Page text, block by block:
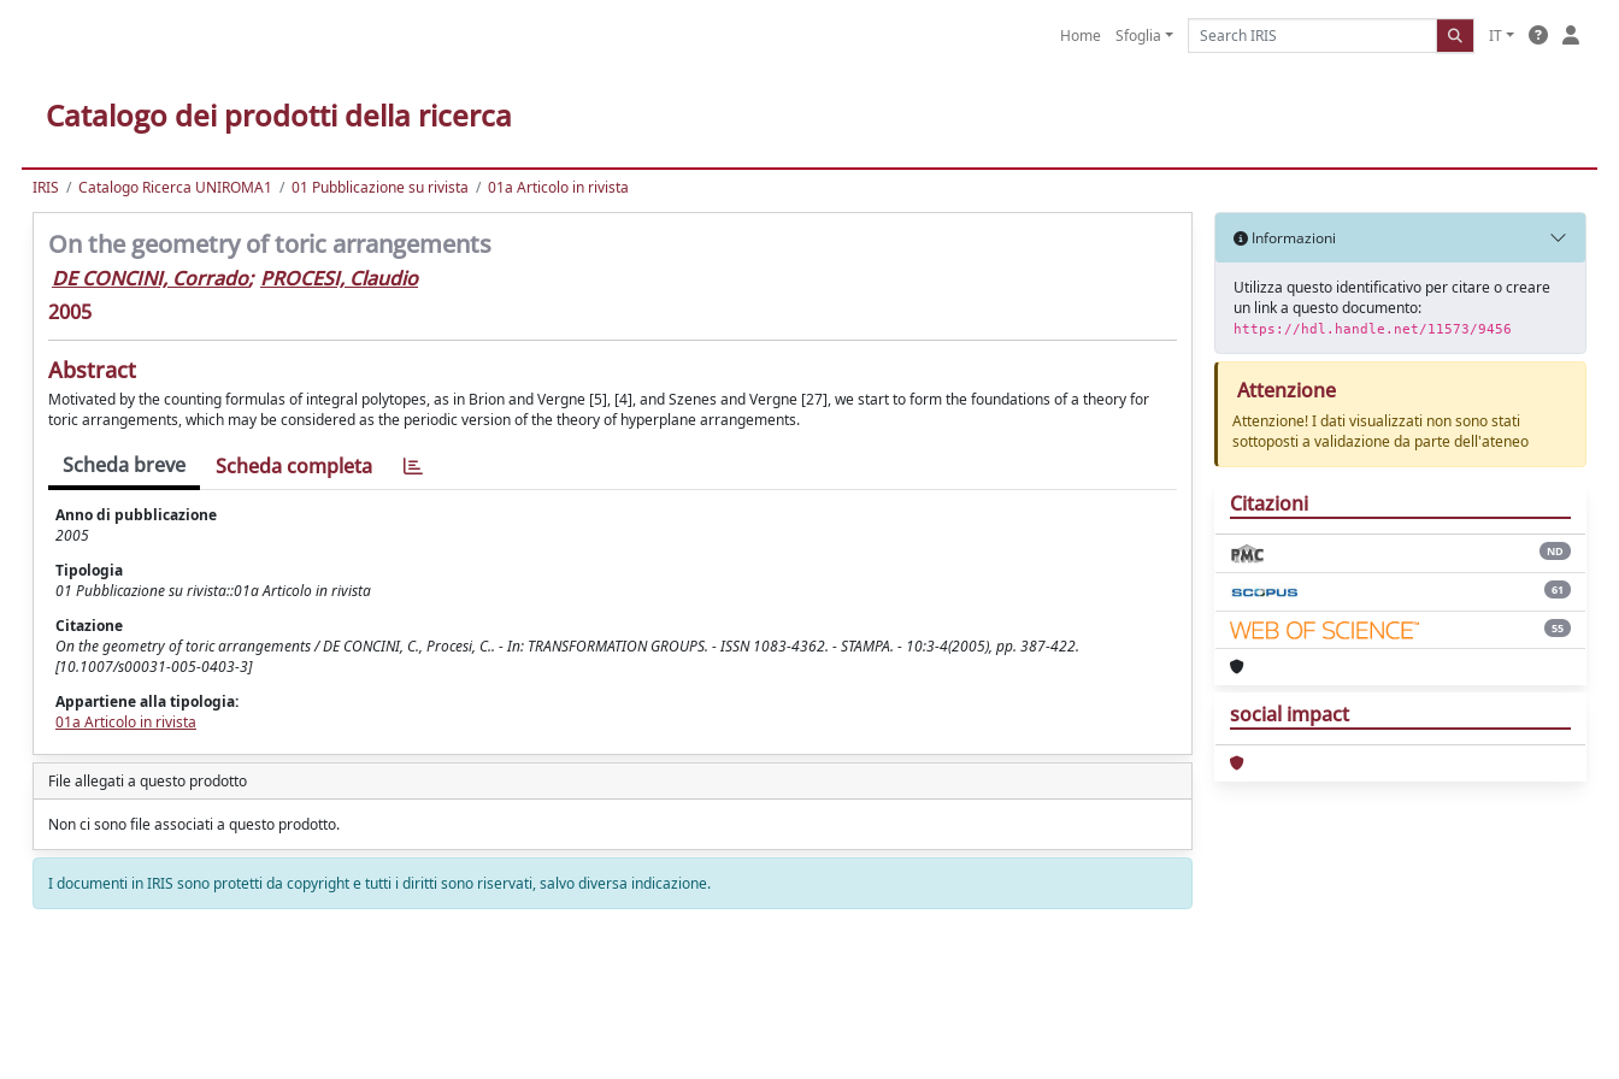
Home Sfoglia IT
Catalogo dei prodotti della ricerca
IRIS Catalogo Ricerca UNIROMA1 01 Pubblicazione su rivista 01a Articolo in rivista
On the geometry of toric arrangements
DE CONCINI, Corrado; PROCESI, Claudio
2005
Abstract
Motivated by the counting formulas of integral polytopes, as in Brion and Vergne [5], [4], and Szenes and Vergne [27], we start to form the foundations of a theory for
toric arrangements, which may be considered as the periodic version of the theory of hyperplane arrangements.
Scheda breve Scheda completa
Anno di pubblicazione
2005
Tipologia
01 Pubblicazione su rivista::01a Articolo in rivista
Citazione
On the geometry of toric arrangements / DE CONCINI, C., Procesi, C.. - In: TRANSFORMATION GROUPS. - ISSN 1083-4362. - STAMPA. - 10:3-4(2005), pp. 387-422.
[10.1007/s00031-005-0403-3]
Appartiene alla tipologia:
01a Articolo in rivista
File allegati a questo prodotto
Non ci sono file associati a questo prodotto.
I documenti in IRIS sono protetti da copyright e tutti i diritti sono riservati, salvo diversa indicazione.
Informazioni
Utilizza questo identificativo per citare o creare
un link a questo documento:
https://hdl.handle.net/11573/9456
Attenzione
Attenzione! I dati visualizzati non sono stati
sottoposti a validazione da parte dell'ateneo
Citazioni
ND
61
55
social impact